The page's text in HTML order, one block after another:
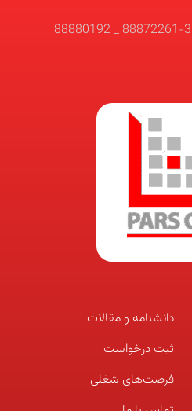
دانشنامه و مقالات
ثبت درخواست
فرصت‌های شغلی